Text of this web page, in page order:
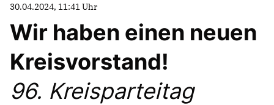
ORTSVERBÄNDE
Fraktion
FOTOS
30.04.2024, 11:41 Uhr
Wir haben einen neuen
Kreisvorstand!
96. Kreisparteitag